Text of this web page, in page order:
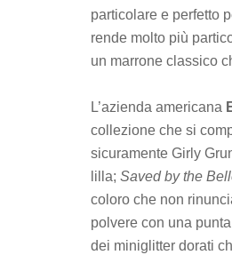
particolare e perfetto
rende molto più
un marrone classico
L’azienda americana
collezione che si
sicuramente Girly
lilla; Saved by the
coloro che non
polvere con una
dei miniglitter dorati